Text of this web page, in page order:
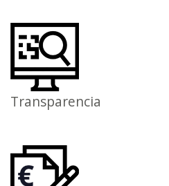
Transparencia